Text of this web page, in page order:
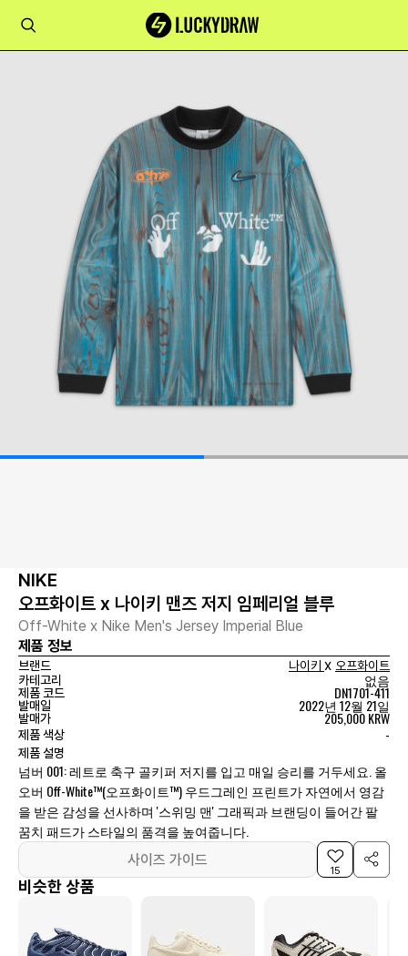
NIKE
오프화이트 x 나이키 맨즈 저지 임페리얼 블루
Off-White x Nike Men's Jersey Imperial Blue
제품 정보
브랜드 나이키 x 오프화이트
카테고리
없음
제품 코드 DN1701-411
발매일 2022년 12월 21일
발매가 205,000 KRW
제품 색상 -
제품 설명
넘버 001: 레트로 축구 골키퍼 저지를 입고 매일 승리를 거두세요. 올
오버 Off-White™(오프화이트™) 우드그레인 프린트가 자연에서 영감
을 받은 감성을 선사하며 '스위밍 맨' 그래픽과 브랜딩이 들어간 팔
꿈치 패드가 스타일의 품격을 높여줍니다.
사이즈 가이드
15
비슷한 상품